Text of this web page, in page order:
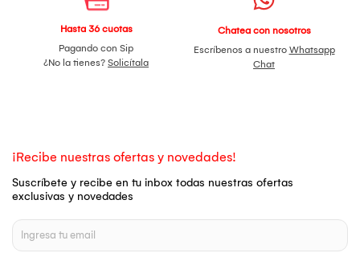
Hasta 36 cuotas
Pagando con Sip
¿No la tienes? Solicítala
Chatea con nosotros
Escríbenos a nuestro Whatsapp
Chat
¡Recibe nuestras ofertas y novedades!
Suscríbete y recibe en tu inbox todas nuestras ofertas
exclusivas y novedades